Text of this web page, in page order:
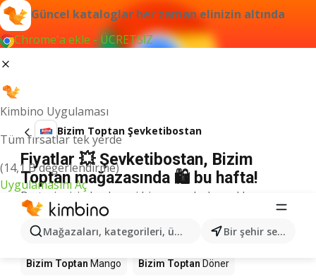
Güncel kataloglar her zaman elinizin altında
Chrome'a ekle - ÜCRETSİZ
Kimbino Uygulaması
Tüm fırsatlar tek yerde
(14,1 B değerlendirme)
Uygulamasını Aç
Mağazaları, kategorileri, ürünleri arayın... Bir şehir seçin
Bizim Toptan Şevketibostan
Fiyatlar 💥 Şevketibostan, Bizim
Toptan mağazasında 🛍️ bu hafta!
Bu terim için herhangi bir sonuç bulamadık.
Mağazalardaki diğer ürünler Bizim
Toptan
Bizim Toptan Mango Bizim Toptan Döner